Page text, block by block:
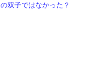
の双子ではなかった？